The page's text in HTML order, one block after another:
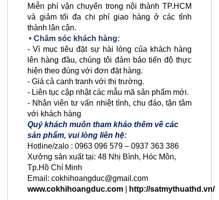
Miễn phí vận chuyển trong nội thành TP.HCM
và giảm tối đa chi phí giao hàng ở các tỉnh
thành lân cận.
• Chăm sóc khách hàng:
- Vì mục tiêu đặt sự hài lòng của khách hàng
lên hàng đầu, chúng tôi đảm bảo tiến độ thực
hiện theo đúng với đơn đặt hàng.
- Giá cả cạnh tranh với thị trường.
- Liên tục cập nhật các mẫu mã sản phẩm mới.
- Nhân viên tư vấn nhiệt tình, chu đáo, tận tâm
với khách hàng
Quý khách muốn tham khảo thêm về các
sản phẩm, vui lòng liên hệ:
Hotline/zalo : 0963 096 579 – 0937 363 386
Xưởng sản xuất tại: 48 Nhị Bình, Hóc Môn,
Tp.Hồ Chí Minh
Email: cokhihoangduc@gmail.com
www.cokhihoangduc.com
http://satmythuathd.vn/